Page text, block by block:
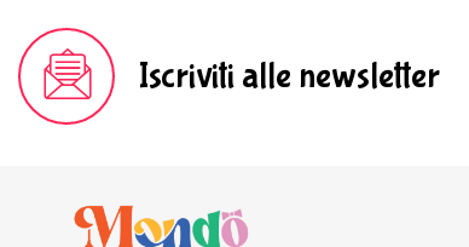
Iscriviti alle newsletter